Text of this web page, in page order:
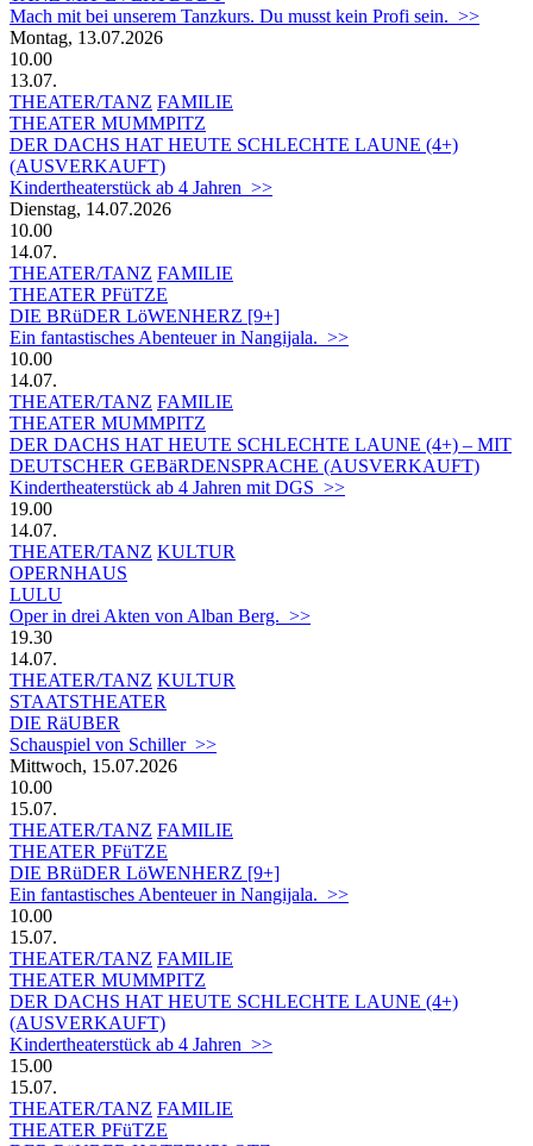
Mach mit bei unserem Tanzkurs. Du musst kein Profi sein. >>
Montag, 13.07.2026
10.00
13.07.
THEATER/TANZ FAMILIE
THEATER MUMMPITZ
DER DACHS HAT HEUTE SCHLECHTE LAUNE (4+)
(AUSVERKAUFT)
Kindertheaterstück ab 4 Jahren >>
Dienstag, 14.07.2026
10.00
14.07.
THEATER/TANZ FAMILIE
THEATER PFüTZE
DIE BRüDER LöWENHERZ [9+]
Ein fantastisches Abenteuer in Nangijala. >>
10.00
14.07.
THEATER/TANZ FAMILIE
THEATER MUMMPITZ
DER DACHS HAT HEUTE SCHLECHTE LAUNE (4+) – MIT
DEUTSCHER GEBäRDENSPRACHE (AUSVERKAUFT)
Kindertheaterstück ab 4 Jahren mit DGS >>
19.00
14.07.
THEATER/TANZ KULTUR
OPERNHAUS
LULU
Oper in drei Akten von Alban Berg. >>
19.30
14.07.
THEATER/TANZ KULTUR
STAATSTHEATER
DIE RäUBER
Schauspiel von Schiller >>
Mittwoch, 15.07.2026
10.00
15.07.
THEATER/TANZ FAMILIE
THEATER PFüTZE
DIE BRüDER LöWENHERZ [9+]
Ein fantastisches Abenteuer in Nangijala. >>
10.00
15.07.
THEATER/TANZ FAMILIE
THEATER MUMMPITZ
DER DACHS HAT HEUTE SCHLECHTE LAUNE (4+)
(AUSVERKAUFT)
Kindertheaterstück ab 4 Jahren >>
15.00
15.07.
THEATER/TANZ FAMILIE
THEATER PFüTZE